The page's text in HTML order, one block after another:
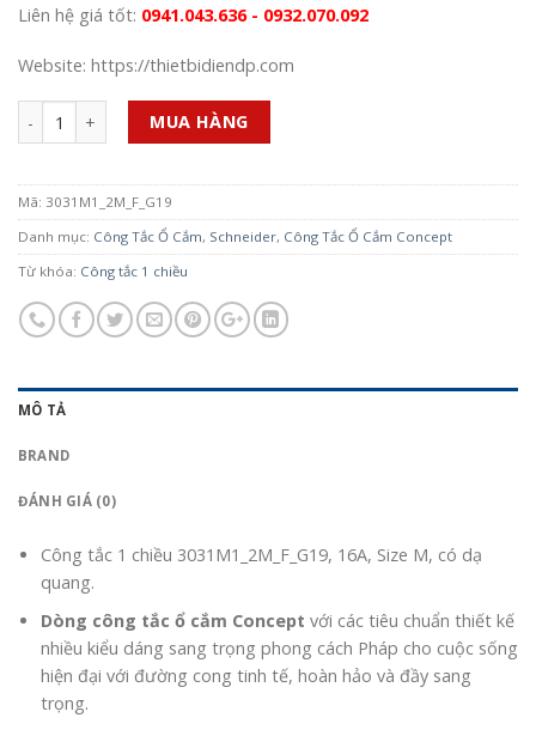
Liên hệ giá tốt: 0941.043.636 - 0932.070.092
Website: https://thietbidiendp.com
Số lượng MUA HÀNG
Mã: 3031M1_2M_F_G19
Danh mục: Công Tắc Ổ Cắm, Schneider, Công Tắc Ổ Cắm Concept
Từ khóa: Công tắc 1 chiều
MÔ TẢ
BRAND
ĐÁNH GIÁ (0)
Công tắc 1 chiều 3031M1_2M_F_G19, 16A, Size M, có dạ
quang.
Dòng công tắc ổ cắm Concept với các tiêu chuẩn thiết kế
nhiều kiểu dáng sang trọng phong cách Pháp cho cuộc sống
hiện đại với đường cong tinh tế, hoàn hảo và đầy sang
trọng.